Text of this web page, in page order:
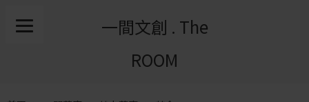
一間文創 . The
ROOM